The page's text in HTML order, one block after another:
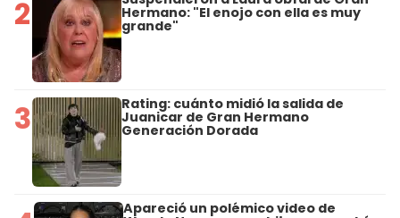
2 Hermano: "El enojo con ella es muy
grande"
3 Rating: cuánto midió la salida de
Juanicar de Gran Hermano
Generación Dorada
Apareció un polémico video de